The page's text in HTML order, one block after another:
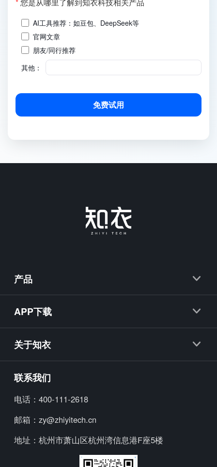
*您是从哪里了解到知衣科技相关产品
AI工具推荐：如豆包、DeepSeek等
官网文章
朋友/同行推荐
其他：
免费试用
产品
知款
知小布
知小衣
海外探款
美念
炼丹炉
APP下载
海外探款APP
关于知衣
加入我们
行业资讯
公司动态
联系我们
电话： 400-111-2618
邮箱： zy@zhiyitech.cn
地址： 杭州市萧山区杭州湾信息港F座5楼